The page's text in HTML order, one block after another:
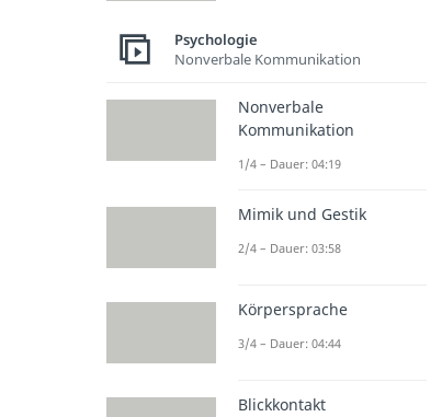
Psychologie
Nonverbale Kommunikation
Nonverbale
Kommunikation
1/4 – Dauer: 04:19
Mimik und Gestik
2/4 – Dauer: 03:58
Körpersprache
3/4 – Dauer: 04:44
Blickkontakt